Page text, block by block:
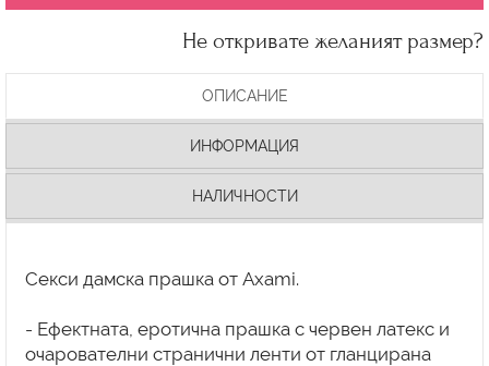
Не откривате желаният размер?
ОПИСАНИЕ
ИНФОРМАЦИЯ
НАЛИЧНОСТИ
Секси дамска прашка от Axami.
- Ефектната, еротична прашка с червен латекс и
очарователни странични ленти от гланцирана